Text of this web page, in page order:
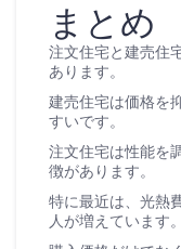
まとめ
注文住宅と建売住
あります。
建売住宅は価格を
すいです。
注文住宅は性能を
徴があります。
特に最近は、光熱
人が増えています。